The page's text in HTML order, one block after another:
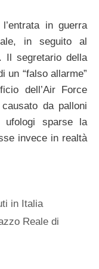
in guerra
in seguito al
Il segretario della
un “falso allarme”
dell’Air Force
da palloni
ufologi sparse la
invece in realtà
in Italia
Reale di